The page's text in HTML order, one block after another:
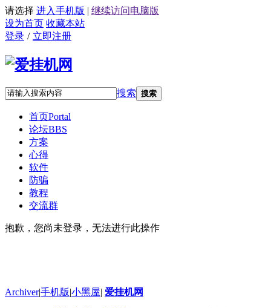
请选择 进入手机版 | 继续访问电脑版
设为首页 收藏本站
登录 / 立即注册
搜索 搜索
首页Portal
论坛BBS
方案
心得
软件
防骗
教程
交流群
抱歉，您尚未登录，无法进行此操作
Archiver|手机版|小黑屋| 爱挂机网